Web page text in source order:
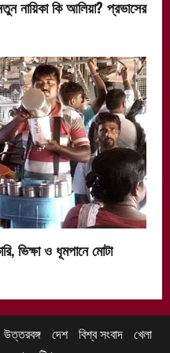
নায়িকা কি আলিয়া? প্রভাসের
ভিক্ষা ও ধূমপানে মোটা
উত্তরবঙ্গ দেশ বিশ্ব সংবাদ খেলা